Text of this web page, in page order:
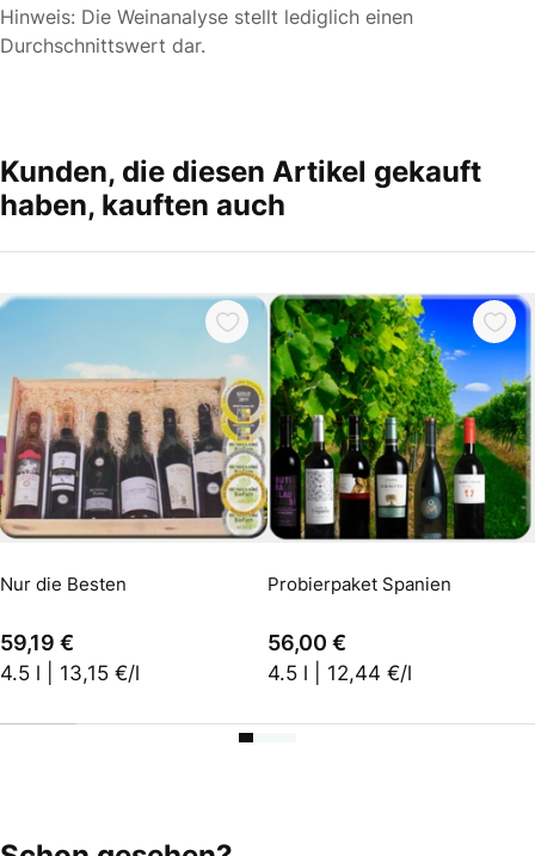
Hinweis: Die Weinanalyse stellt lediglich einen
Durchschnittswert dar.
Kunden, die diesen Artikel gekauft
haben, kauften auch
In den Warenkorb
Nur die Besten
59,19 €
4.5 l | 13,15 €/l
In den Warenkorb
Probierpaket Spanien
56,00 €
4.5 l | 12,44 €/l